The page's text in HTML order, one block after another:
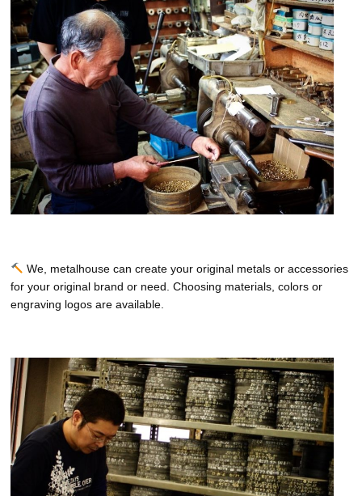
We, metalhouse can create your original metals or accessories
for your original brand or need. Choosing materials, colors or
engraving logos are available.